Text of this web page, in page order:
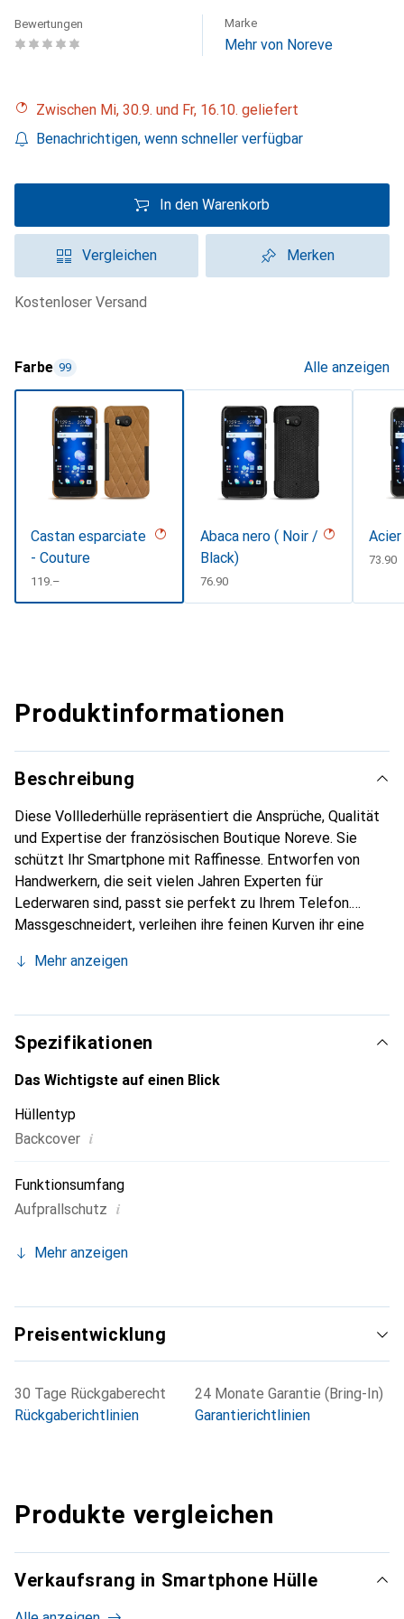
Bewertungen Marke
Mehr von Noreve
Zwischen Mi, 30.9. und Fr, 16.10. geliefert
Benachrichtigen, wenn schneller verfügbar
In den Warenkorb
Vergleichen Merken
kostenloser Versand
Farbe 99 Alle anzeigen
Castan esparciate
- Couture
CHF
119.–
Abaca nero ( Noir /
Black)
CHF
76.90
CHF
73.90
Produktinformationen
Beschreibung
Diese Volllederhülle repräsentiert die Ansprüche, Qualität
und Expertise der französischen Boutique Noreve. Sie
schützt Ihr Smartphone mit Raffinesse. Entworfen von
Handwerkern, die seit vielen Jahren Experten für
Lederwaren sind, passt sie perfekt zu Ihrem Telefon.
Massgeschneidert, verleihen ihre feinen Kurven ihr eine
unverzichtbaren Accessoire für Ihr Smartphone.
die Marke Noreve eine sichere Wahl für eine
anspruchsvolle Kundschaft.
Mehr anzeigen
Spezifikationen
Das Wichtigste auf einen Blick
Hüllentyp
Backcover i
Funktionsumfang
Aufprallschutz i
Mehr anzeigen
Preisentwicklung
30 Tage Rückgaberecht
Rückgaberichtlinien
24 Monate Garantie (Bring-In)
Garantierichtlinien
Produkte vergleichen
Verkaufsrang in Smartphone Hülle